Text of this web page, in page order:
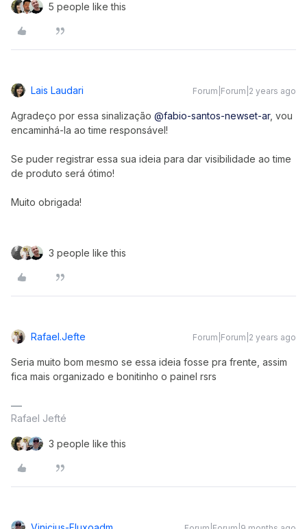
5 people like this
Lais Laudari Forum|Forum|2 years ago
Agradeço por essa sinalização @fabio-santos-newset-ar, vou
encaminhá-la ao time responsável!
Se puder registrar essa sua ideia para dar visibilidade ao time
de produto será ótimo!
Muito obrigada!
3 people like this
Rafael.jefte Forum|Forum|2 years ago
Seria muito bom mesmo se essa ideia fosse pra frente, assim
fica mais organizado e bonitinho o painel rsrs
Rafael Jefté
3 people like this